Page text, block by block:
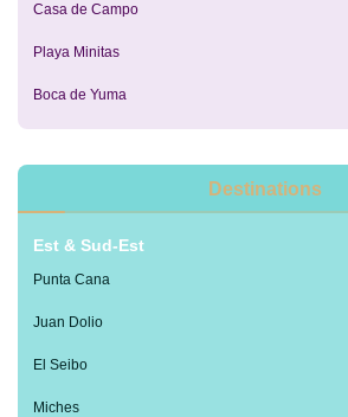
Casa de Campo
Playa Minitas
Boca de Yuma
Destinations
Est & Sud-Est
Punta Cana
Juan Dolio
El Seibo
Miches